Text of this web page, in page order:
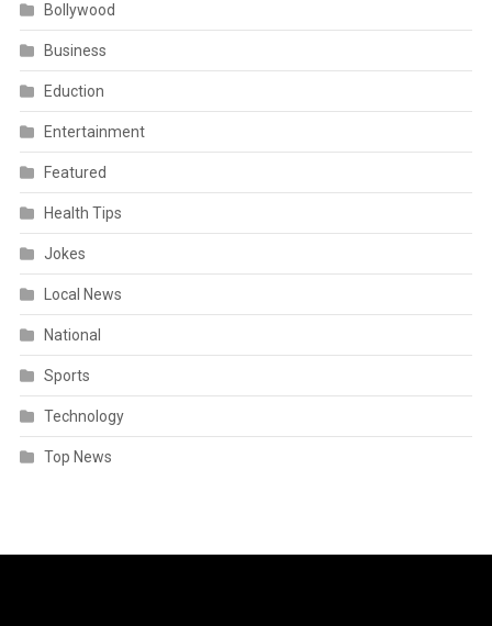
Bollywood
Business
Eduction
Entertainment
Featured
Health Tips
Jokes
Local News
National
Sports
Technology
Top News